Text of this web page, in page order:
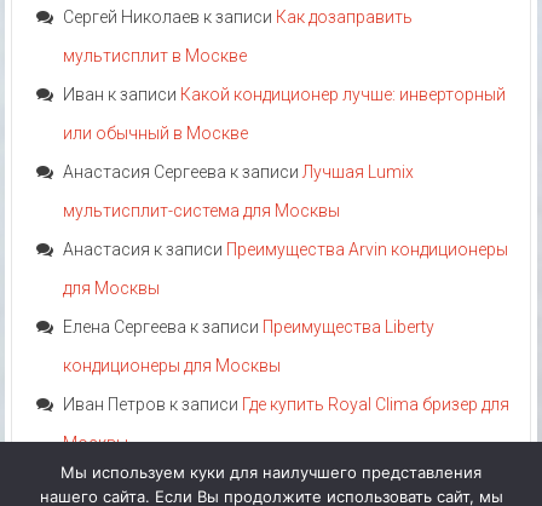
Сергей Николаев к записи Как дозаправить
мультисплит в Москве
Иван к записи Какой кондиционер лучше: инверторный
или обычный в Москве
Анастасия Сергеева к записи Лучшая Lumix
мультисплит-система для Москвы
Анастасия к записи Преимущества Arvin кондиционеры
для Москвы
Елена Сергеева к записи Преимущества Liberty
кондиционеры для Москвы
Иван Петров к записи Где купить Royal Clima бризер для
Москвы
Акция!Категории Теги АттрибутыПроизводители
Мы используем куки для наилучшего представления
нашего сайта. Если Вы продолжите использовать сайт, мы